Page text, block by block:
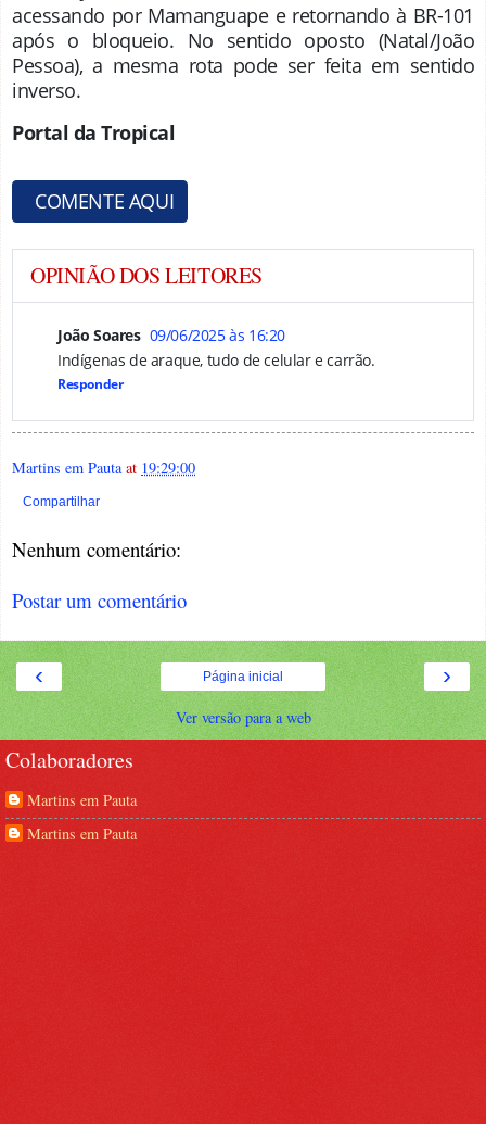
acessando por Mamanguape e retornando à BR-101
após o bloqueio. No sentido oposto (Natal/João
Pessoa), a mesma rota pode ser feita em sentido
inverso.
Portal da Tropical
COMENTE AQUI
OPINIÃO DOS LEITORES
João Soares 09/06/2025 às 16:20
Indígenas de araque, tudo de celular e carrão.
Responder
Martins em Pauta at 19:29:00
Compartilhar
Nenhum comentário:
Postar um comentário
‹ ›
Página inicial
Ver versão para a web
Colaboradores
Martins em Pauta
Martins em Pauta